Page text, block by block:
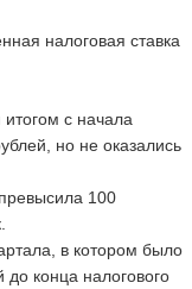
налоговая ставка
с начала
но не оказались
100
в котором было
конца налогового